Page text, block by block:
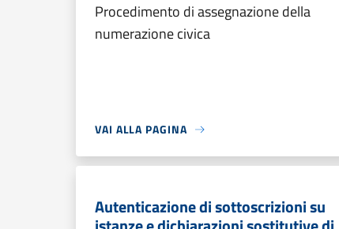
Procedimento di assegnazione della
numerazione civica
VAI ALLA PAGINA
Autenticazione di sottoscrizioni su